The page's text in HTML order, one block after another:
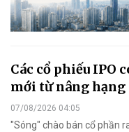
Các cổ phiếu IPO
mới từ nâng
07/08/2026 04:05
"Sóng" chào bán cổ phần